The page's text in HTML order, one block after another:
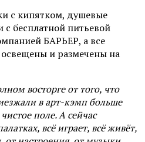
с кипятком, душевые
бесплатной питьевой
БАРЬЕР, а все
и размечены на
восторге от того, что
в арт-кэмп больше
поле. А сейчас
всё играет, всё живёт,